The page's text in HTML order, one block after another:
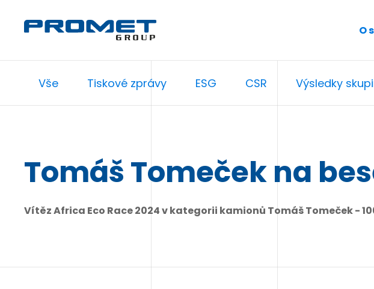
O
Vše Tiskové zprávy ESG CSR Výsledky
Tomáš Tomeček na
Vítěz Africa Eco Race 2024 v kategorii kamionů Tomáš Tomeček -